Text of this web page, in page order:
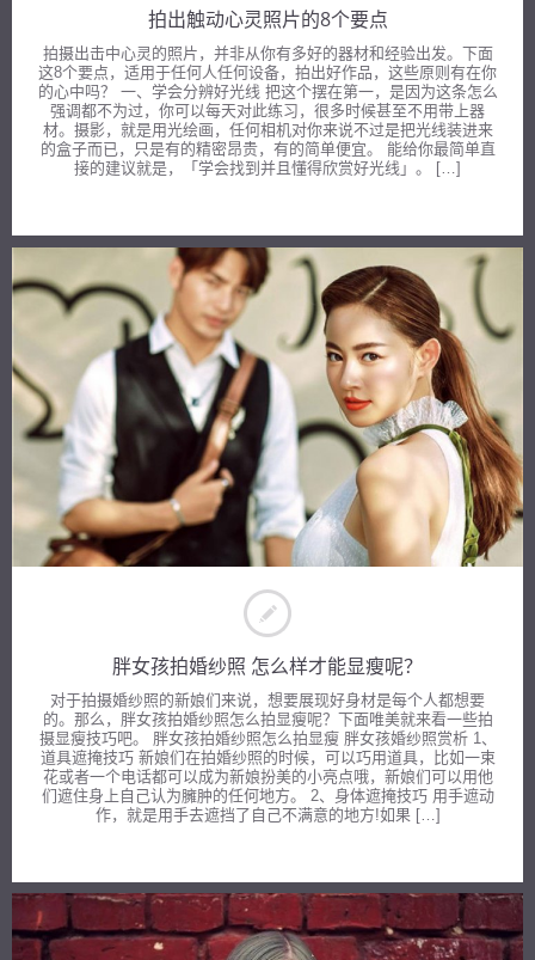
拍出触动心灵照片的8个要点
拍摄出击中心灵的照片，并非从你有多好的器材和经验出发。下面
这8个要点，适用于任何人任何设备，拍出好作品，这些原则有在你
的心中吗？ 一、学会分辨好光线 把这个摆在第一，是因为这条怎么
强调都不为过，你可以每天对此练习，很多时候甚至不用带上器
材。摄影，就是用光绘画，任何相机对你来说不过是把光线装进来
的盒子而已，只是有的精密昂贵，有的简单便宜。 能给你最简单直
接的建议就是，「学会找到并且懂得欣赏好光线」。 […]
胖女孩拍婚纱照 怎么样才能显瘦呢？
对于拍摄婚纱照的新娘们来说，想要展现好身材是每个人都想要
的。那么，胖女孩拍婚纱照怎么拍显瘦呢？下面唯美就来看一些拍
摄显瘦技巧吧。 胖女孩拍婚纱照怎么拍显瘦 胖女孩婚纱照赏析 1、
道具遮掩技巧 新娘们在拍婚纱照的时候，可以巧用道具，比如一束
花或者一个电话都可以成为新娘扮美的小亮点哦，新娘们可以用他
们遮住身上自己认为臃肿的任何地方。 2、身体遮掩技巧 用手遮动
作，就是用手去遮挡了自己不满意的地方!如果 […]